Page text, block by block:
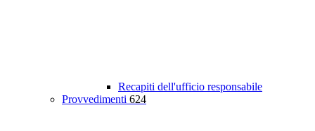
Recapiti dell'ufficio responsabile
Provvedimenti 624